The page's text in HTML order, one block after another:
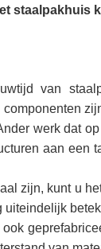
staalpakhuis
van
werk dat
aan een
zijn, kunt u
uiteindelijk